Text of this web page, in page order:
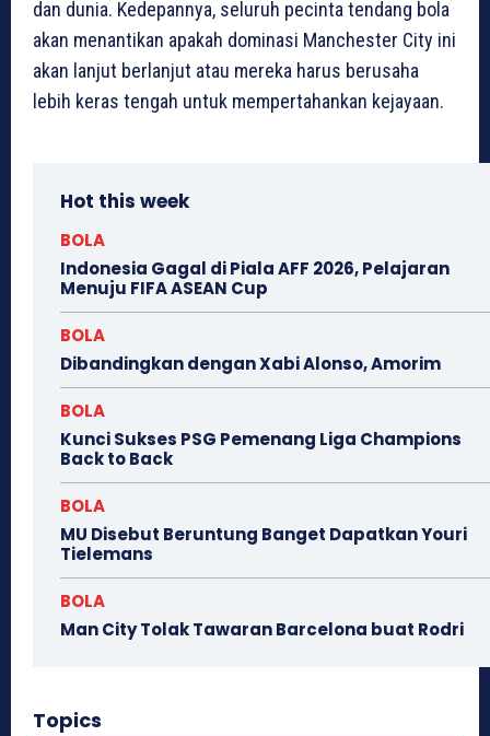
dan dunia. Kedepannya, seluruh pecinta tendang bola
akan menantikan apakah dominasi Manchester City ini
akan lanjut berlanjut atau mereka harus berusaha
lebih keras tengah untuk mempertahankan kejayaan.
Hot this week
BOLA
Indonesia Gagal di Piala AFF 2026, Pelajaran
Menuju FIFA ASEAN Cup
BOLA
Dibandingkan dengan Xabi Alonso, Amorim
BOLA
Kunci Sukses PSG Pemenang Liga Champions
Back to Back
BOLA
MU Disebut Beruntung Banget Dapatkan Youri
Tielemans
BOLA
Man City Tolak Tawaran Barcelona buat Rodri
Topics